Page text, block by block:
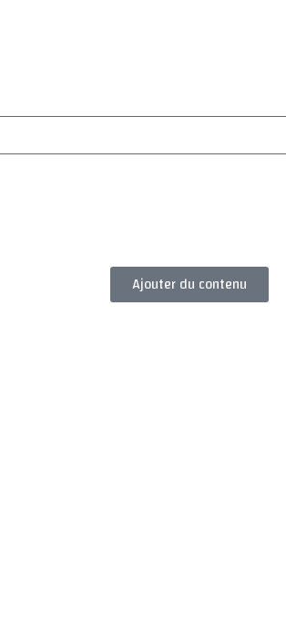
Ajouter du contenu